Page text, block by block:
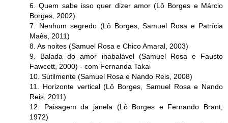
6. Quem sabe isso quer dizer amor (Lô Borges e Márcio
Borges, 2002)
7. Nenhum segredo (Lô Borges, Samuel Rosa e Patrícia
Maês, 2011)
8. As noites (Samuel Rosa e Chico Amaral, 2003)
9. Balada do amor inabalável (Samuel Rosa e Fausto
Fawcett, 2000) - com Fernanda Takai
10. Sutilmente (Samuel Rosa e Nando Reis, 2008)
11. Horizonte vertical (Lô Borges, Samuel Rosa e Nando
Reis, 2011)
12. Paisagem da janela (Lô Borges e Fernando Brant,
1972)